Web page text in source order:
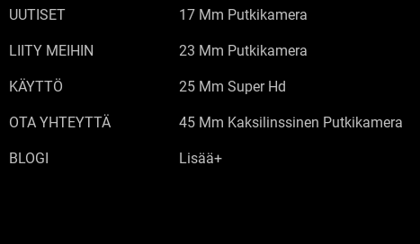
UUTISET
LIITY MEIHIN
KÄYTTÖ
OTA YHTEYTTÄ
BLOGI
17 Mm Putkikamera
23 Mm Putkikamera
25 Mm Super Hd
45 Mm Kaksilinssinen Putkikamera
Lisää+